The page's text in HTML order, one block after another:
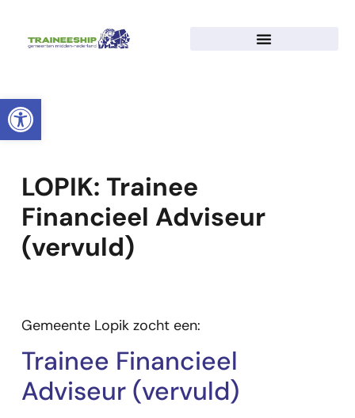
Toolbar openen
LOPIK: Trainee
Financieel Adviseur
(vervuld)
Gemeente Lopik zocht een:
Trainee Financieel
Adviseur (vervuld)